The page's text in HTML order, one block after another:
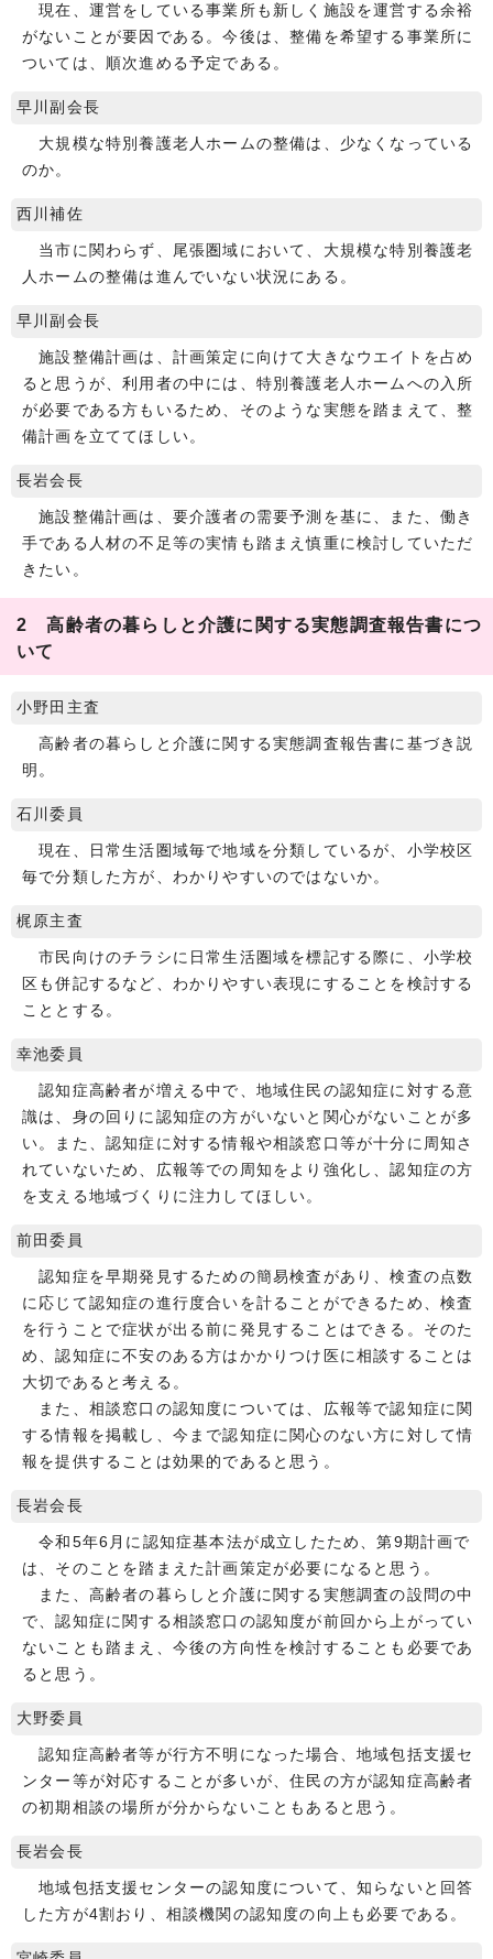
現在、運営をしている事業所も新しく施設を運営する余裕
がないことが要因である。今後は、整備を希望する事業所に
ついては、順次進める予定である。
早川副会長
大規模な特別養護老人ホームの整備は、少なくなっている
のか。
西川補佐
当市に関わらず、尾張圏域において、大規模な特別養護老
人ホームの整備は進んでいない状況にある。
早川副会長
施設整備計画は、計画策定に向けて大きなウエイトを占め
ると思うが、利用者の中には、特別養護老人ホームへの入所
が必要である方もいるため、そのような実態を踏まえて、整
備計画を立ててほしい。
長岩会長
施設整備計画は、要介護者の需要予測を基に、また、働き
手である人材の不足等の実情も踏まえ慎重に検討していただ
きたい。
2 高齢者の暮らしと介護に関する実態調査報告書につ
いて
小野田主査
高齢者の暮らしと介護に関する実態調査報告書に基づき説
明。
石川委員
現在、日常生活圏域毎で地域を分類しているが、小学校区
毎で分類した方が、わかりやすいのではないか。
梶原主査
市民向けのチラシに日常生活圏域を標記する際に、小学校
区も併記するなど、わかりやすい表現にすることを検討する
こととする。
幸池委員
認知症高齢者が増える中で、地域住民の認知症に対する意
識は、身の回りに認知症の方がいないと関心がないことが多
い。また、認知症に対する情報や相談窓口等が十分に周知さ
れていないため、広報等での周知をより強化し、認知症の方
を支える地域づくりに注力してほしい。
前田委員
認知症を早期発見するための簡易検査があり、検査の点数
に応じて認知症の進行度合いを計ることができるため、検査
を行うことで症状が出る前に発見することはできる。そのた
め、認知症に不安のある方はかかりつけ医に相談することは
大切であると考える。
また、相談窓口の認知度については、広報等で認知症に関
する情報を掲載し、今まで認知症に関心のない方に対して情
報を提供することは効果的であると思う。
長岩会長
令和5年6月に認知症基本法が成立したため、第9期計画で
は、そのことを踏まえた計画策定が必要になると思う。
また、高齢者の暮らしと介護に関する実態調査の設問の中
で、認知症に関する相談窓口の認知度が前回から上がってい
ないことも踏まえ、今後の方向性を検討することも必要であ
ると思う。
大野委員
認知症高齢者等が行方不明になった場合、地域包括支援セ
ンター等が対応することが多いが、住民の方が認知症高齢者
の初期相談の場所が分からないこともあると思う。
長岩会長
地域包括支援センターの認知度について、知らないと回答
した方が4割おり、相談機関の認知度の向上も必要である。